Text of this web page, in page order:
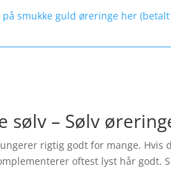
på smukke guld øreringe her
sølv – Sølv
rigtig godt for mange.
oftest lyst hår godt.